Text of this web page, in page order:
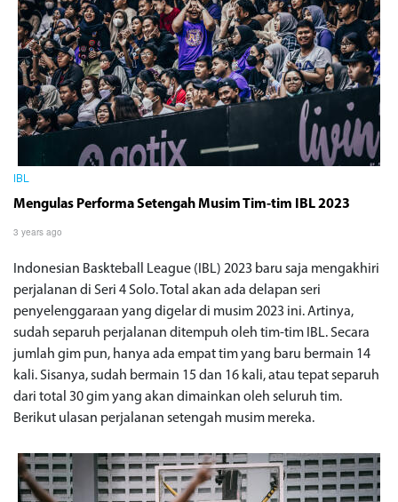
IBL
Mengulas Performa Setengah Musim Tim-tim IBL 2023
3 years ago
Indonesian Baskteball League (IBL) 2023 baru saja mengakhiri
perjalanan di Seri 4 Solo. Total akan ada delapan seri
penyelenggaraan yang digelar di musim 2023 ini. Artinya,
sudah separuh perjalanan ditempuh oleh tim-tim IBL. Secara
jumlah gim pun, hanya ada empat tim yang baru bermain 14
kali. Sisanya, sudah bermain 15 dan 16 kali, atau tepat separuh
dari total 30 gim yang akan dimainkan oleh seluruh tim.
Berikut ulasan perjalanan setengah musim mereka.